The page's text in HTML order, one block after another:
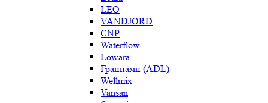
LEO
VANDJORD
CNP
Waterflow
Lowara
Гранпамп (ADL)
Wellmix
Vansan